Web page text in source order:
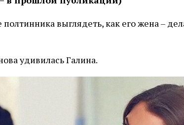
выглядеть, как его жена –
удивилась Галина.